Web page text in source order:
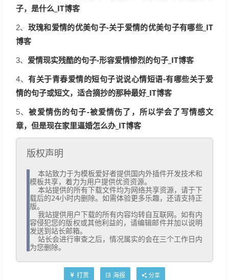
子，是什么_IT博客
2、 玫瑰和爱情的优美句子-关于爱情的优美句子有哪些_IT
博客
3、 爱情现实残酷的句子-形容爱情惨烈的句子_IT博客
4、有关于青春爱情的短句子说说心情短语-有哪些关于爱
情的句子或短文，适合摘抄的那种最好_IT博客
5、被爱情伤的句子-被爱情伤了，所以学会了写情感文
章，但是现在家里逼婚怎么办_IT博客
版权声明
模板共享，着力为用户提供优资资源。
载后的24小时内删除。如需体验更多乐趣，还请支持正
版。
容侵犯您的版权或其他利益的，请编辑邮件并加以说明
发送到站长邮箱。
为您删除。
打赏 海报 分享